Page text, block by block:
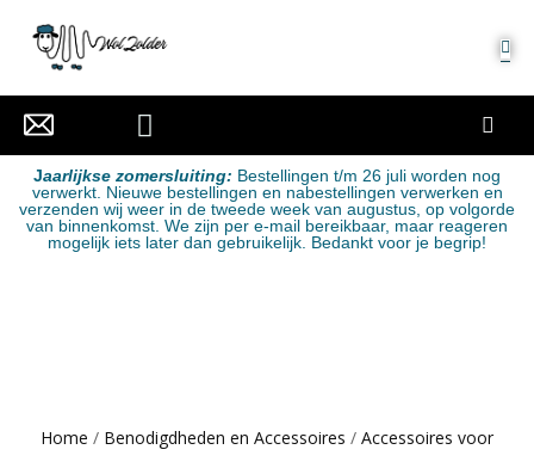
Jaarlijkse zomersluiting: Bestellingen t/m 26 juli worden nog
verwerkt. Nieuwe bestellingen en nabestellingen verwerken en
verzenden wij weer in de tweede week van augustus, op volgorde
van binnenkomst. We zijn per e-mail bereikbaar, maar reageren
mogelijk iets later dan gebruikelijk. Bedankt voor je begrip!
Home / Benodigdheden en Accessoires / Accessoires voor